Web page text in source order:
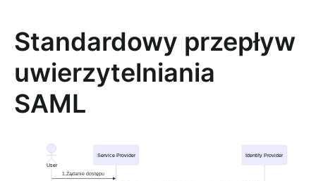
Standardowy przepływ
uwierzytelniania
SAML